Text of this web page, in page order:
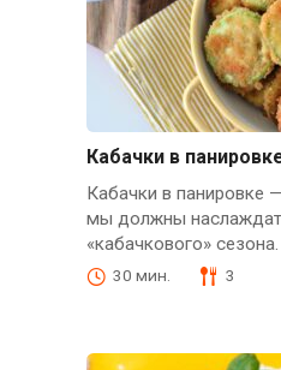
Кабачки в
Кабачки в панировке
мы должны
«кабачкового» сезона.
30 мин. 3